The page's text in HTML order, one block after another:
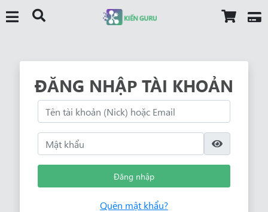
ĐĂNG NHẬP TÀI KHOẢN
Đăng nhập
Quên mật khẩu?